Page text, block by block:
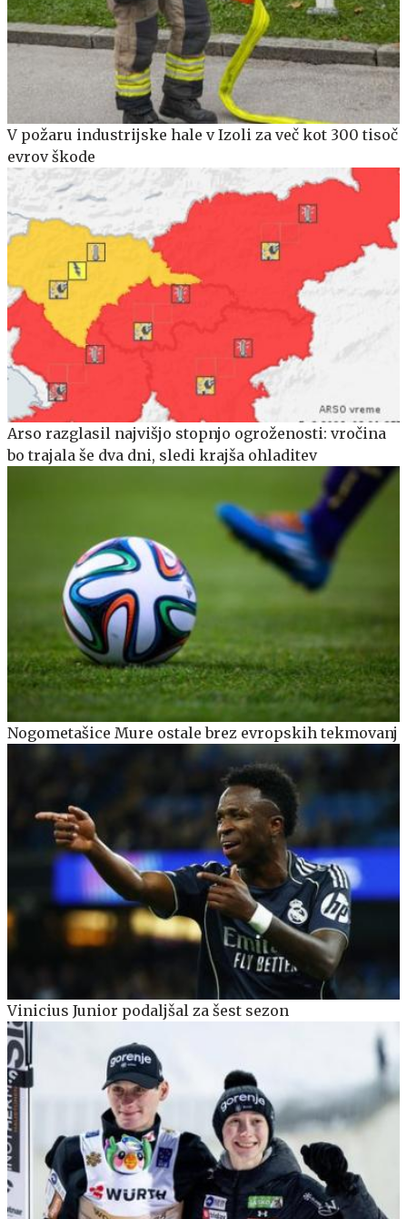
V požaru industrijske hale v Izoli za več kot 300 tisoč
evrov škode
Arso razglasil najvišjo stopnjo ogroženosti: vročina
bo trajala še dva dni, sledi krajša ohladitev
Nogometašice Mure ostale brez evropskih tekmovanj
Vinicius Junior podaljšal za šest sezon